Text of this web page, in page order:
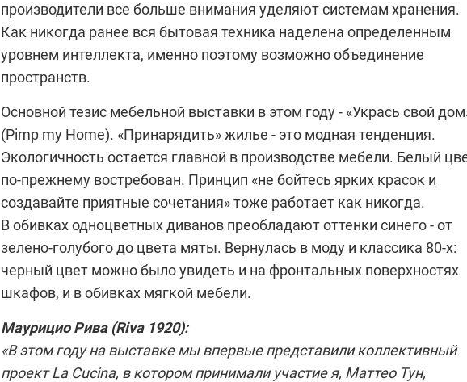
производители все больше внимания уделяют системам хранения.
Как никогда ранее вся бытовая техника наделена определенным
уровнем интеллекта, именно поэтому возможно объединение
пространств.
Основной тезис мебельной выставки в этом году - «Укрась свой
(Pimp my Home). «Принарядить» жилье - это модная тенденция.
Экологичность остается главной в производстве мебели. Белый
по-прежнему востребован. Принцип «не бойтесь ярких красок и
создавайте приятные сочетания» тоже работает как никогда.
В обивках одноцветных диванов преобладают оттенки синего - от
зелено-голубого до цвета мяты. Вернулась в моду и классика 80-х:
черный цвет можно было увидеть и на фронтальных поверхностях
шкафов, и в обивках мягкой мебели.
Маурицио Рива (Riva 1920):
«В этом году на выставке мы впервые представили коллективный
проект La Cucina, в котором принимали участие я, Маттео Тун,